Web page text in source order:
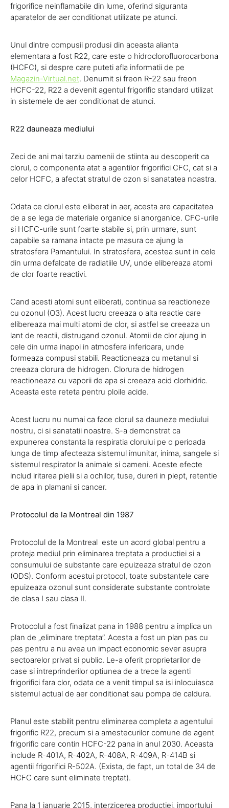
frigorifice neinflamabile din lume, oferind siguranta
aparatelor de aer conditionat utilizate pe atunci.
Unul dintre compusii produsi din aceasta alianta
elementara a fost R22, care este o hidroclorofluorocarbona
(HCFC), si despre care puteti afla informatii de pe
Magazin-Virtual.net. Denumit si freon R-22 sau freon
HCFC-22, R22 a devenit agentul frigorific standard utilizat
in sistemele de aer conditionat de atunci.
R22 dauneaza mediului
Zeci de ani mai tarziu oamenii de stiinta au descoperit ca
clorul, o componenta atat a agentilor frigorifici CFC, cat si a
celor HCFC, a afectat stratul de ozon si sanatatea noastra.
Odata ce clorul este eliberat in aer, acesta are capacitatea
de a se lega de materiale organice si anorganice. CFC-urile
si HCFC-urile sunt foarte stabile si, prin urmare, sunt
capabile sa ramana intacte pe masura ce ajung la
stratosfera Pamantului. In stratosfera, acestea sunt in cele
din urma defalcate de radiatiile UV, unde elibereaza atomi
de clor foarte reactivi.
Cand acesti atomi sunt eliberati, continua sa reactioneze
cu ozonul (O3). Acest lucru creeaza o alta reactie care
elibereaza mai multi atomi de clor, si astfel se creeaza un
lant de reactii, distrugand ozonul. Atomii de clor ajung in
cele din urma inapoi in atmosfera inferioara, unde
formeaza compusi stabili. Reactioneaza cu metanul si
creeaza clorura de hidrogen. Clorura de hidrogen
reactioneaza cu vaporii de apa si creeaza acid clorhidric.
Aceasta este reteta pentru ploile acide.
Acest lucru nu numai ca face clorul sa dauneze mediului
nostru, ci si sanatatii noastre. S-a demonstrat ca
expunerea constanta la respiratia clorului pe o perioada
lunga de timp afecteaza sistemul imunitar, inima, sangele si
sistemul respirator la animale si oameni. Aceste efecte
includ iritarea pielii si a ochilor, tuse, dureri in piept, retentie
de apa in plamani si cancer.
Protocolul de la Montreal din 1987
Protocolul de la Montreal este un acord global pentru a
proteja mediul prin eliminarea treptata a productiei si a
consumului de substante care epuizeaza stratul de ozon
(ODS). Conform acestui protocol, toate substantele care
epuizeaza ozonul sunt considerate substante controlate
de clasa I sau clasa II.
Protocolul a fost finalizat pana in 1988 pentru a implica un
plan de „eliminare treptata”. Acesta a fost un plan pas cu
pas pentru a nu avea un impact economic sever asupra
sectoarelor privat si public. Le-a oferit proprietarilor de
case si intreprinderilor optiunea de a trece la agenti
frigorifici fara clor, odata ce a venit timpul sa isi inlocuiasca
sistemul actual de aer conditionat sau pompa de caldura.
Planul este stabilit pentru eliminarea completa a agentului
frigorific R22, precum si a amestecurilor comune de agent
frigorific care contin HCFC-22 pana in anul 2030. Aceasta
include R-401A, R-402A, R-408A, R-409A, R-414B si
agentii frigorifici R-502A. (Exista, de fapt, un total de 34 de
HCFC care sunt eliminate treptat).
Pana la 1 ianuarie 2015, interzicerea productiei, importului